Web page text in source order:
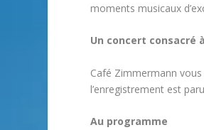
moments musicaux
Un concert consacré
Café Zimmermann
l’enregistrement est
Au programme